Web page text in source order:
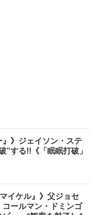
』》ジェイソン・ステ
”する!!《「眠眠打破」
イケル』》父ジョセ
ールマン・ドミンゴ